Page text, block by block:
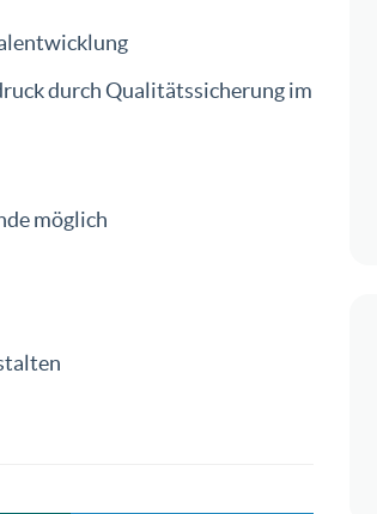
durch Qualitätssicherung im
möglich